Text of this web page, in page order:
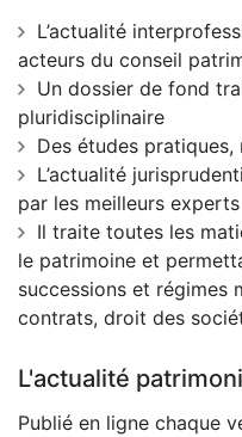
L’actualité
acteurs du conseil
Un dossier de fond
pluridisciplinaire
Des études
L’actualité
par les meilleurs experts
Il traite toutes les
le patrimoine et
successions et régimes
contrats, droit des
L'actualité
Publié en ligne chaque